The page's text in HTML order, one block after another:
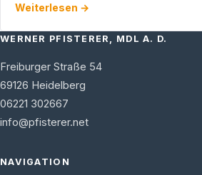
Weiterlesen →
WERNER PFISTERER, MDL A. D.
Freiburger Straße 54
69126 Heidelberg
06221 302667
info@pfisterer.net
NAVIGATION